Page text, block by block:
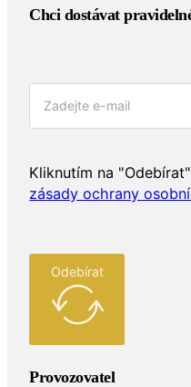
Chci dostávat
Kliknutím na
zásady ochrany
Odebírat
Provozovatel